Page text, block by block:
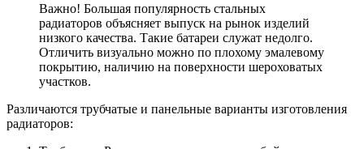
Важно! Большая популярность стальных
радиаторов объясняет выпуск на рынок изделий
низкого качества. Такие батареи служат недолго.
Отличить визуально можно по плохому эмалевому
покрытию, наличию на поверхности шероховатых
участков.
Различаются трубчатые и панельные варианты изготовления
радиаторов: